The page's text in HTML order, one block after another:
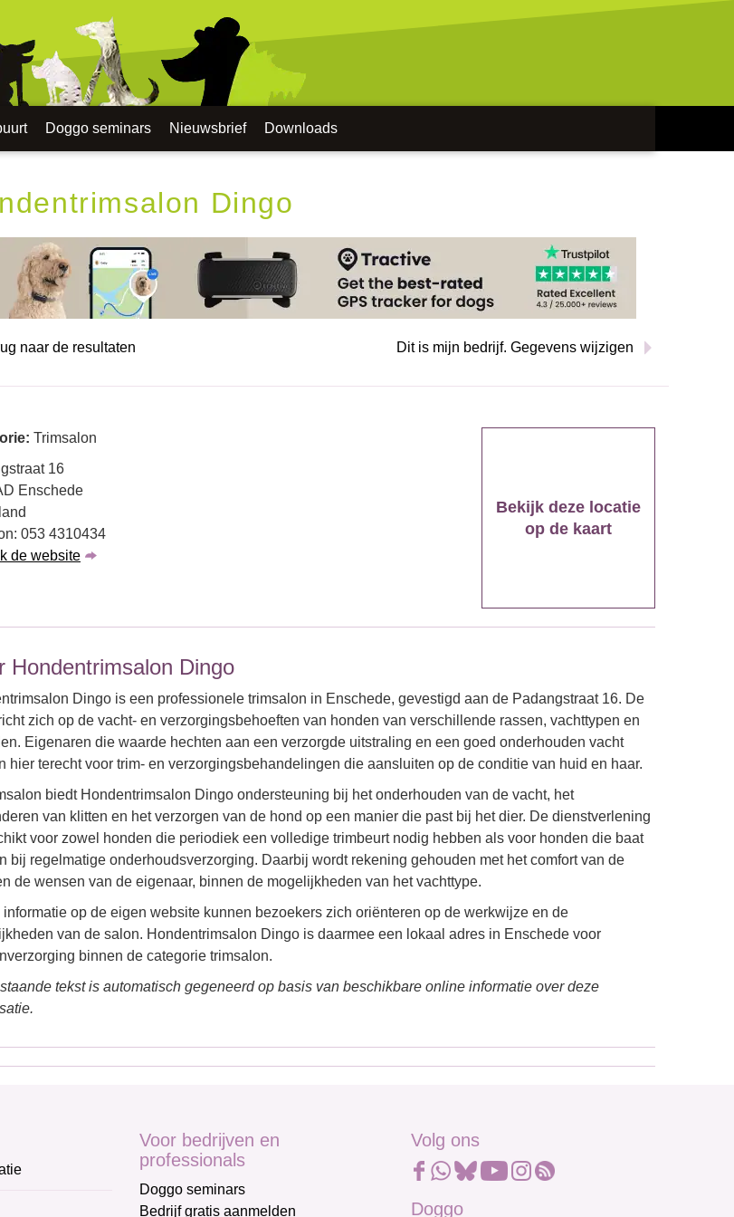
Doggo seminars Nieuwsbrief Downloads
Dingo
naar de resultaten Dit is mijn bedrijf. Gegevens wijzigen
Trimsalon
16
Enschede
053 4310434
de website
Bekijk deze locatie
op de kaart
Hondentrimsalon Dingo
Dingo is een professionele trimsalon in Enschede, gevestigd aan de Padangstraat 16. De
zich op de vacht- en verzorgingsbehoeften van honden van verschillende rassen, vachttypen en
Eigenaren die waarde hechten aan een verzorgde uitstraling en een goed onderhouden vacht
hier terecht voor trim- en verzorgingsbehandelingen die aansluiten op de conditie van huid en haar.
biedt Hondentrimsalon Dingo ondersteuning bij het onderhouden van de vacht, het
van klitten en het verzorgen van de hond op een manier die past bij het dier. De dienstverlening
voor zowel honden die periodiek een volledige trimbeurt nodig hebben als voor honden die baat
bij regelmatige onderhoudsverzorging. Daarbij wordt rekening gehouden met het comfort van de
de wensen van de eigenaar, binnen de mogelijkheden van het vachttype.
informatie op de eigen website kunnen bezoekers zich oriënteren op de werkwijze en de
van de salon. Hondentrimsalon Dingo is daarmee een lokaal adres in Enschede voor
binnen de categorie trimsalon.
tekst is automatisch gegeneerd op basis van beschikbare online informatie over deze
Voor bedrijven en
professionals
Doggo seminars
Bedrijf gratis aanmelden
Volg ons
Doggo